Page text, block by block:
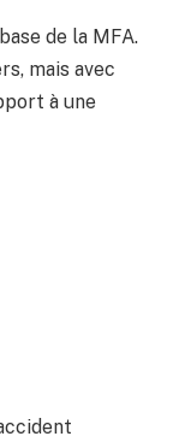
de la MFA.
mais avec
à une